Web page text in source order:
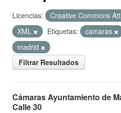
Licencias: Creative Commons
XML
Etiquetas: camaras
madrid
Filtrar Resultados
Cámaras Ayuntamiento de
Calle 30